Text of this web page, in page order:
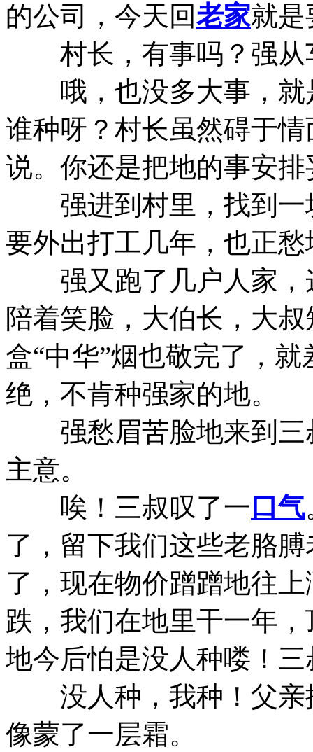
的公司，今天回老家就是
村长，有事吗？强从
哦，也没多大事，就
谁种呀？村长虽然碍于
说。你还是把地的事安
强进到村里，找到一
要外出打工几年，也正
强又跑了几户人家，
陪着笑脸，大伯长，大
盒“中华”烟也敬完了，
绝，不肯种强家的地。
强愁眉苦脸地来到三
主意。
唉！三叔叹了一 口气
了，留下我们这些老胳
了，现在物价蹭蹭地往
跌，我们在地里干一年
地今后怕是没人种喽！
没人种，我种！父亲
像蒙了一层霜。